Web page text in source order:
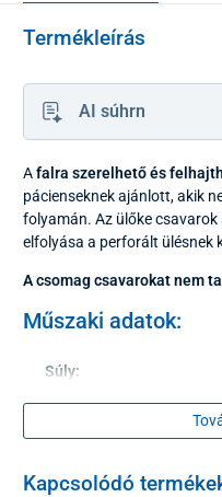
Termékleírás
AI súhrn
Afalra szerelhető és
pácienseknek ajánlott, akik
folyamán. Az ülőke csavarok
elfolyása a perforált ülésnek
A csomag csavarokat nem
Műszaki adatok:
Súly:
Maximális terhelhetőség:
Kapcsolódó